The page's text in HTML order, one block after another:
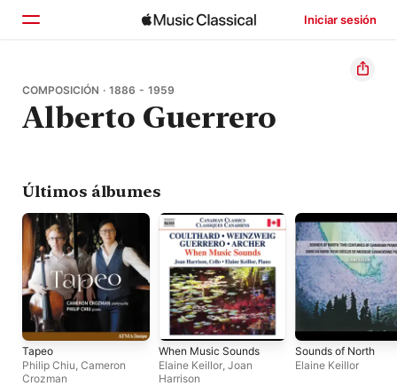
Iniciar sesión
Inicio
Explorar
COMPOSICIÓN · 1886 - 1959
Alberto Guerrero
Últimos álbumes
Tapeo
Philip Chiu, Cameron
Crozman
When Music Sounds
Elaine Keillor, Joan
Harrison
Sounds of North
Elaine Keillor